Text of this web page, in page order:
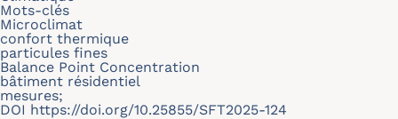
Mots-clés
Microclimat
confort thermique
particules fines
Balance Point Concentration
bâtiment résidentiel
mesures;
DOI https://doi.org/10.25855/SFT2025-124